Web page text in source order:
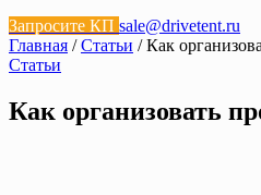
Запросите КП sale@drivetent.ru
Главная /Статьи / Как
Статьи
Как организовать